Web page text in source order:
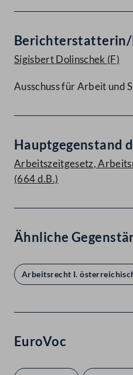
Sigisbert Dolinschek (F)
Ausschuss für Arbeit und
Hauptgegenstand
Arbeitszeitgesetz,
(664 d.B.)
Ähnliche
Arbeitsrecht I.
EuroVoc